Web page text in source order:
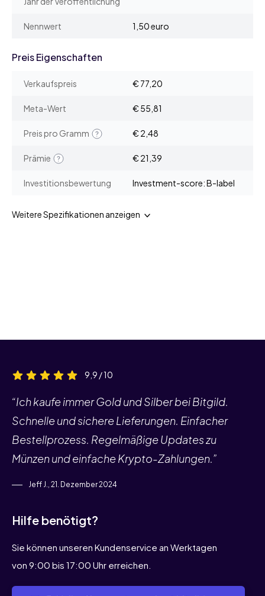
Nennwert 1,50 euro
Preis Eigenschaften
Verkaufspreis € 77,20
Meta-Wert € 55,81
Preis pro Gramm € 2,48
Prämie € 21,39
Investitionsbewertung Investment-score: B-label
Weitere Spezifikationen anzeigen
9,9 / 10
“Ich kaufe immer Gold und Silber bei Bitgild.
Schnelle und sichere Lieferungen. Einfacher
Bestellprozess. Regelmäßige Updates zu
Münzen und einfache Krypto-Zahlungen.”
Jeff J., 21. Dezember 2024
Hilfe benötigt?
Sie können unseren Kundenservice an Werktagen
von 9:00 bis 17:00 Uhr erreichen.